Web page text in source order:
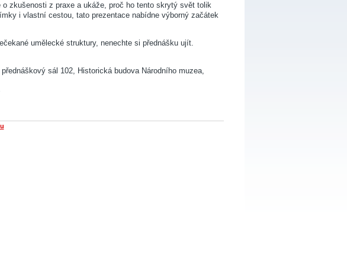
zkušenosti z praxe a ukáže, proč ho tento skrytý svět tolik
i vlastní cestou, tato prezentace nabídne výborný začátek
umělecké struktury, nenechte si přednášku ujít.
sál 102, Historická budova Národního muzea,